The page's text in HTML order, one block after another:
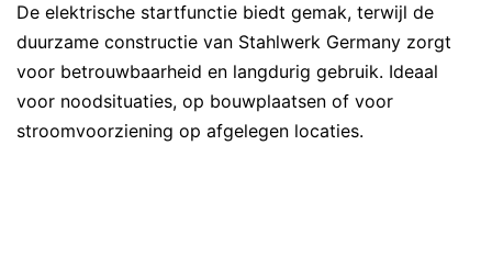
De elektrische startfunctie biedt gemak, terwijl de
duurzame constructie van Stahlwerk Germany zorgt
voor betrouwbaarheid en langdurig gebruik. Ideaal
voor noodsituaties, op bouwplaatsen of voor
stroomvoorziening op afgelegen locaties.